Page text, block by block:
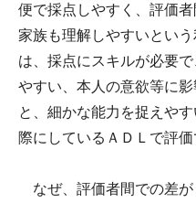
便で採点しやすく、評価
家族も理解しやすいとい
は、採点にスキルが必要
やすい、本人の意欲等に
と、細かな能力を捉えや
際にしているＡＤＬで評
なぜ、評価者間での差が